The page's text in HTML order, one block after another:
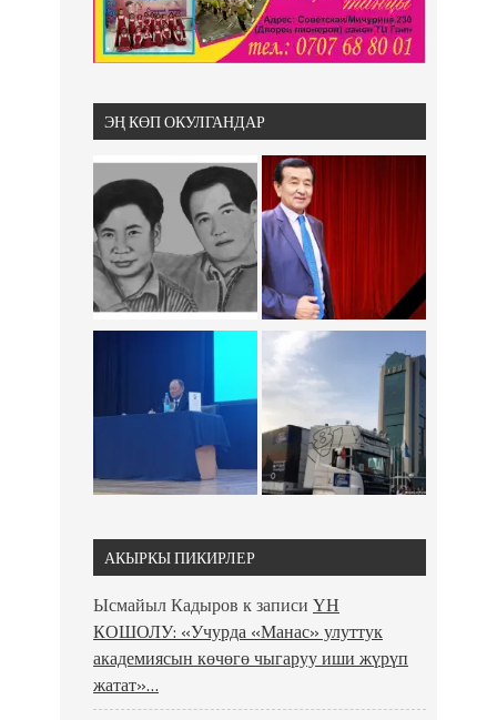
ЭҢ КӨП ОКУЛГАНДАР
АКЫРКЫ ПИКИРЛЕР
Ысмайыл Кадыров к записи ҮН
КОШОЛУ: «Учурда «Манас» улуттук
академиясын көчөгө чыгаруу иши жүрүп
жатат»…